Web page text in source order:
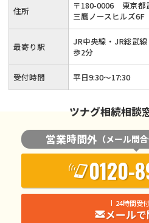
住所 〒180-0006
東京都
三鷹ノースヒルズ6F
最寄り駅
JR中央線・JR総武
歩2分
受付時間 平日9:30～17:30
ツナグ相続相談
営業時間外 （メール問
0120-
24時間受
メール